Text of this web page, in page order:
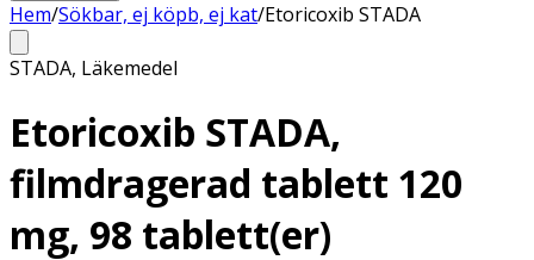
Hem/Sökbar, ej köpb, ej kat/Etoricoxib STADA
STADA, Läkemedel
Etoricoxib STADA,
filmdragerad tablett 120
mg, 98 tablett(er)